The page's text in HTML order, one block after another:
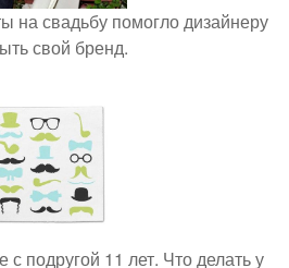
на свадьбу помогло дизайнеру
свой бренд.
с подругой 11 лет. Что делать у